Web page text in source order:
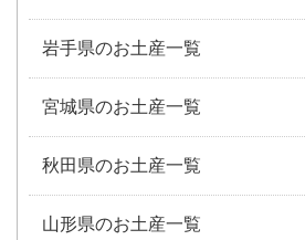
岩手県のお土産一覧
宮城県のお土産一覧
秋田県のお土産一覧
山形県のお土産一覧